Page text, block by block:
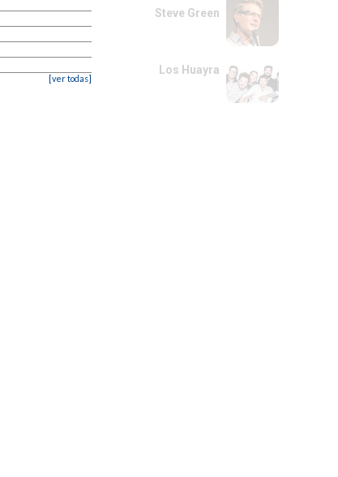
[ver todas]
Steve Green
Los Huayra